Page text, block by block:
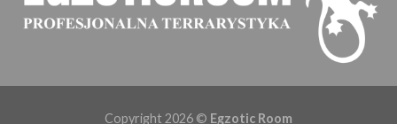
Copyright 2026 © Egzotic Room